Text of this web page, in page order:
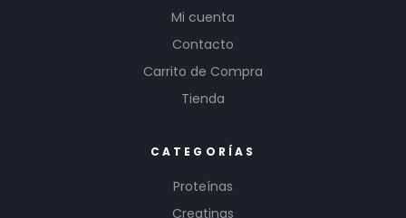
Mi cuenta
Contacto
Carrito de Compra
Tienda
CATEGORÍAS
Proteínas
Creatinas